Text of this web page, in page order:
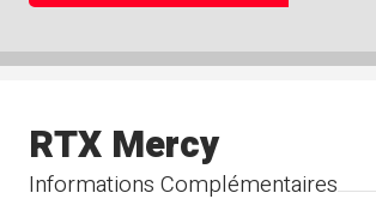
Informations Complémentaires
RTX Mercy